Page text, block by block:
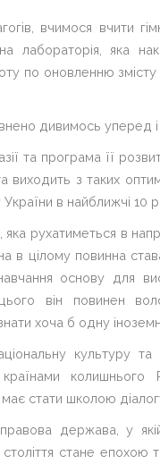
вчимося вчити
лабораторія, яка
по оновленню
дивимось уперед і
та програма її
виходить з таких
в найближчі 10
рухатиметься в
в цілому повинна
основу для
він повинен
хоча б одну
культуру та
країнами
стати школою
держава, у
стане епохою